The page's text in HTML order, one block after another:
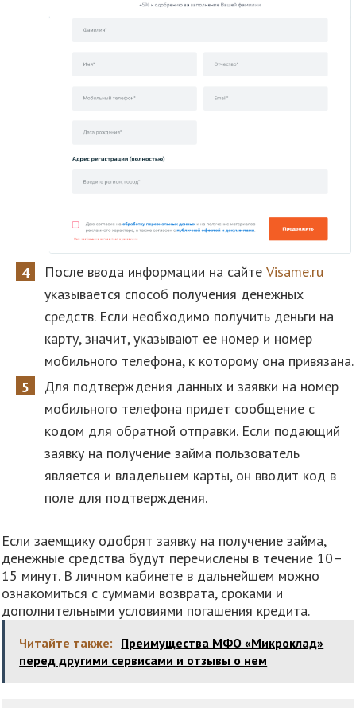
После ввода информации на сайтеVisame.ru
указывается способ получения денежных
средств. Если необходимо получить деньги на
карту, значит, указывают ее номер и номер
мобильного телефона, к которому она привязана.
Для подтверждения данных и заявки на номер
мобильного телефона придет сообщение с
кодом для обратной отправки. Если подающий
заявку на получение займа пользователь
является и владельцем карты, он вводит код в
поле для подтверждения.
Если заемщику одобрят заявку на получение займа,
денежные средства будут перечислены в течение 10–
15 минут. В личном кабинете в дальнейшем можно
ознакомиться с суммами возврата, сроками и
дополнительными условиями погашения кредита.
Читайте также: Преимущества МФО «Микроклад»
перед другими сервисами и отзывы о нем